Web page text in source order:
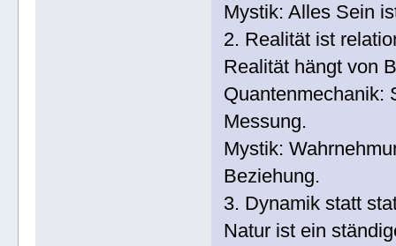
Mystik: Alles Sein
2. Realität ist
Realität hängt von
Quantenmechanik:
Messung.
Mystik:
Beziehung.
3. Dynamik statt
Natur ist ein